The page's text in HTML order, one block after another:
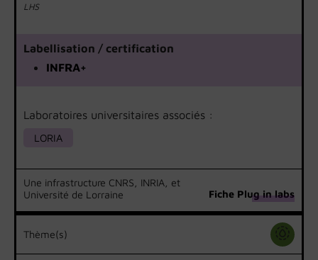
LHS
Labellisation / certification
INFRA+
Laboratoires universitaires associés :
LORIA
Une infrastructure CNRS, INRIA, et
Université de Lorraine
Fiche Plug in labs
Thème(s)